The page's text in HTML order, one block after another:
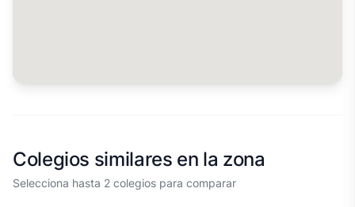
Colegios similares en la zona
Selecciona hasta 2 colegios para comparar